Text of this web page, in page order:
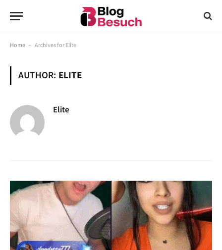
Home - Archives for Elite
AUTHOR: ELITE
Elite